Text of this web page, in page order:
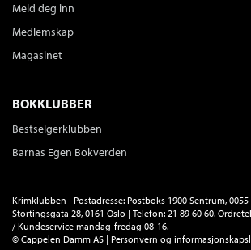
Meld deg inn
Medlemskap
Magasinet
BOKKLUBBER
Bestselgerklubben
Barnas Egen Bokverden
Krimklubben | Postadresse: Postboks 1900 Sentrum, 0055
Stortingsgata 28, 0161 Oslo | Telefon: 21 89 60 60.
/ Kundeservice mandag-fredag 08-16.
© Cappelen Damm AS | Personvern og